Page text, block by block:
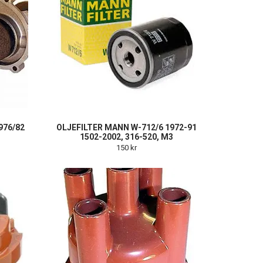
82
OLJEFILTER MANN W-712/6 1972-91
1502-2002, 316-520, M3
150 kr